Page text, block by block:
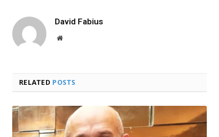
David Fabius
Website
RELATED POSTS